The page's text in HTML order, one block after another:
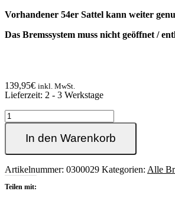
Vorhandener 54er Sattel kann weiter
Das Bremssystem muss nicht geöffnet /
139,95€ inkl. MwSt.
Lieferzeit: 2 - 3 Werkstage
312mm
Golf4
Umbausatz
als
P&P
Lösung
In den Warenkorb
Artikelnummer: 0300029 Kategorien: Alle
Teilen mit: